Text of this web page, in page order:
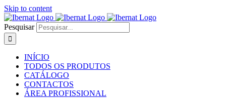
Skip to content
Pesquisar
INÍCIO
TODOS OS PRODUTOS
CATÁLOGO
CONTACTOS
ÁREA PROFISSIONAL